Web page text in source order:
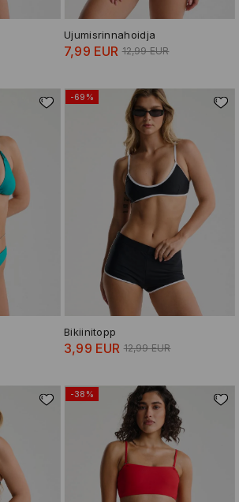
Ujumisrinnahoidja
7,99 EUR 12,99 EUR
-69%
Bikiinitopp
3,99 EUR 12,99 EUR
-38%